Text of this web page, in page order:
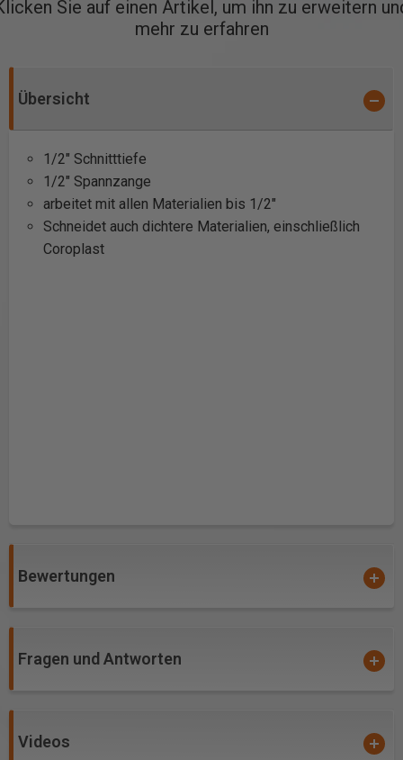
Sie auf einen Artikel, um ihn zu erweitern
mehr zu erfahren
Übersicht
1/2" Schnitttiefe
1/2" Spannzange
arbeitet mit allen Materialien bis 1/2"
Schneidet auch dichtere Materialien, einschließlich
Coroplast
Bewertungen
Fragen und Antworten
Videos